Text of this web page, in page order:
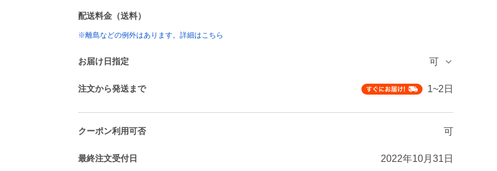
配送料金（送料）
※離島などの例外はあります。詳細はこちら
お届け日指定 可
注文から発送まで 1~2日
クーポン利用可否 可
最終注文受付日 2022年10月31日